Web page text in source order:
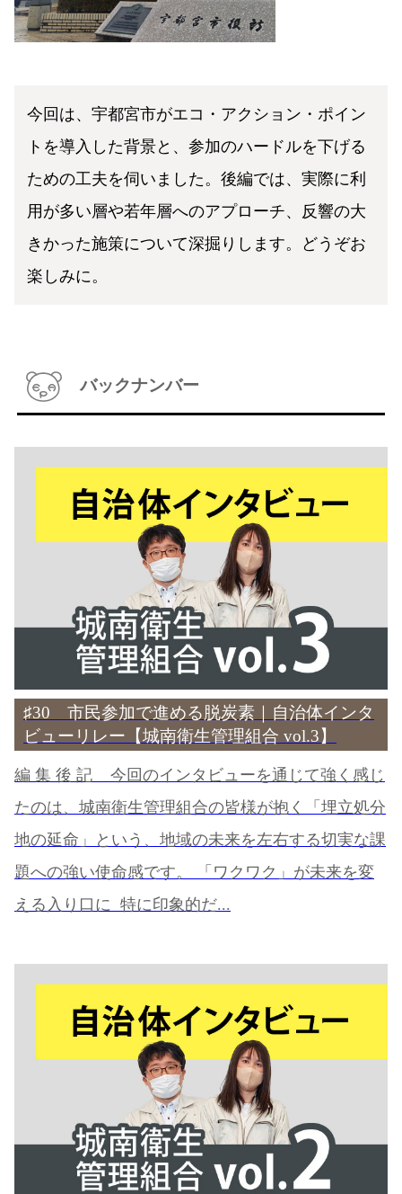
今回は、宇都宮市がエコ・アクション・ポイン
トを導入した背景と、参加のハードルを下げる
ための工夫を伺いました。後編では、実際に利
用が多い層や若年層へのアプローチ、反響の大
きかった施策について深掘りします。どうぞお
楽しみに。
バックナンバー
♯30 市民参加で進める脱炭素｜自治体インタ
ビューリレー【城南衛生管理組合 vol.3】
編 集 後 記 今回のインタビューを通じて強く感じ
たのは、城南衛生管理組合の皆様が抱く「埋立処分
地の延命」という、地域の未来を左右する切実な課
題への強い使命感です。 「ワクワク」が未来を変
える入り口に 特に印象的だ...